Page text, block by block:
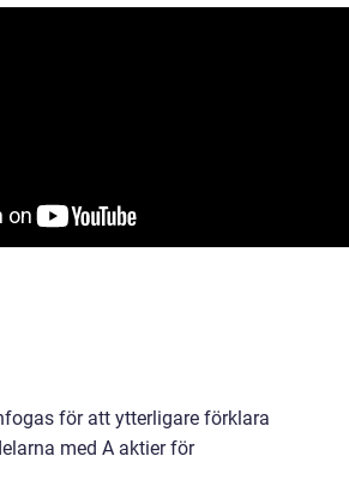
för att ytterligare förklara
med A aktier för